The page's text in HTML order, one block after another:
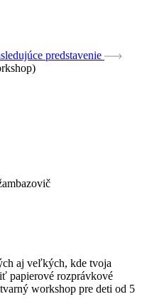
predstavenie
aj veľkých, kde tvoja
papierové rozprávkové
workshop pre deti od 5